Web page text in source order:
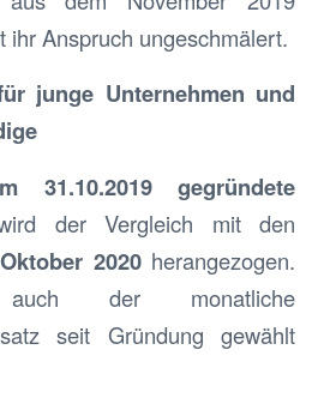
ihr Anspruch ungeschmälert.
junge Unternehmen und
31.10.2019 gegründete
der Vergleich mit den
2020 herangezogen.
der monatliche
seit Gründung gewählt